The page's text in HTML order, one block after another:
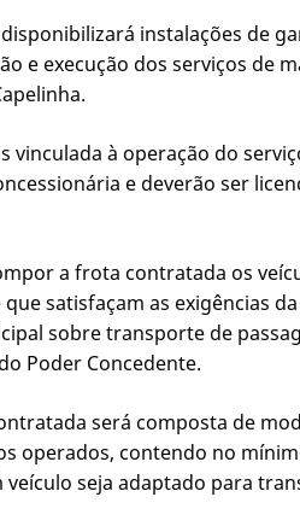
instalações de
e execução dos serviços de
vinculada à operação do
e deverão ser
a frota contratada os
satisfaçam as exigências
sobre transporte de
Poder Concedente.
será composta de
operados, contendo no
seja adaptado para